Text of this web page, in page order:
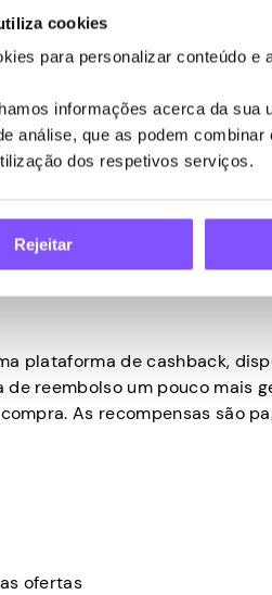
cookies
para personalizar conteúdo
informações acerca da
análise, que as podem
dos respetivos serviços.
Rejeitar
de navegador
mês
plataforma de cashback,
reembolso um pouco mais
As recompensas são
ofertas